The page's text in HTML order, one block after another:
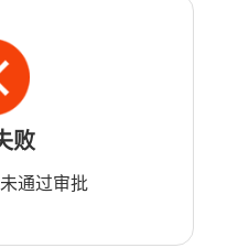
败
通过审批